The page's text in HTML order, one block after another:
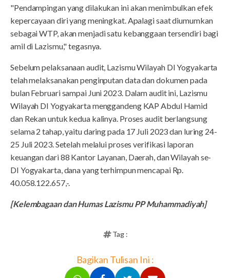
"Pendampingan yang dilakukan ini akan menimbulkan efek
kepercayaan diri yang meningkat. Apalagi saat diumumkan
sebagai WTP, akan menjadi satu kebanggaan tersendiri bagi
amil di Lazismu," tegasnya.
Sebelum pelaksanaan audit, Lazismu Wilayah DI Yogyakarta
telah melaksanakan penginputan data dan dokumen pada
bulan Februari sampai Juni 2023. Dalam audit ini, Lazismu
Wilayah DI Yogyakarta menggandeng KAP Abdul Hamid
dan Rekan untuk kedua kalinya. Proses audit berlangsung
selama 2 tahap, yaitu daring pada 17 Juli 2023 dan luring 24-
25 Juli 2023. Setelah melalui proses verifikasi laporan
keuangan dari 88 Kantor Layanan, Daerah, dan Wilayah se-
DI Yogyakarta, dana yang terhimpun mencapai Rp.
40.058.122.657,-.
[Kelembagaan dan Humas Lazismu PP Muhammadiyah]
Tag :
Bagikan Tulisan Ini :